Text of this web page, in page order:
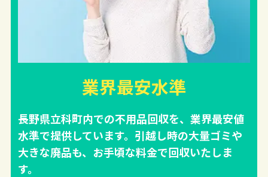
業界最安水準
長野県立科町内での不用品回収を、業界最安値
水準で提供しています。引越し時の大量ゴミや
大きな廃品も、お手頃な料金で回収いたしま
す。